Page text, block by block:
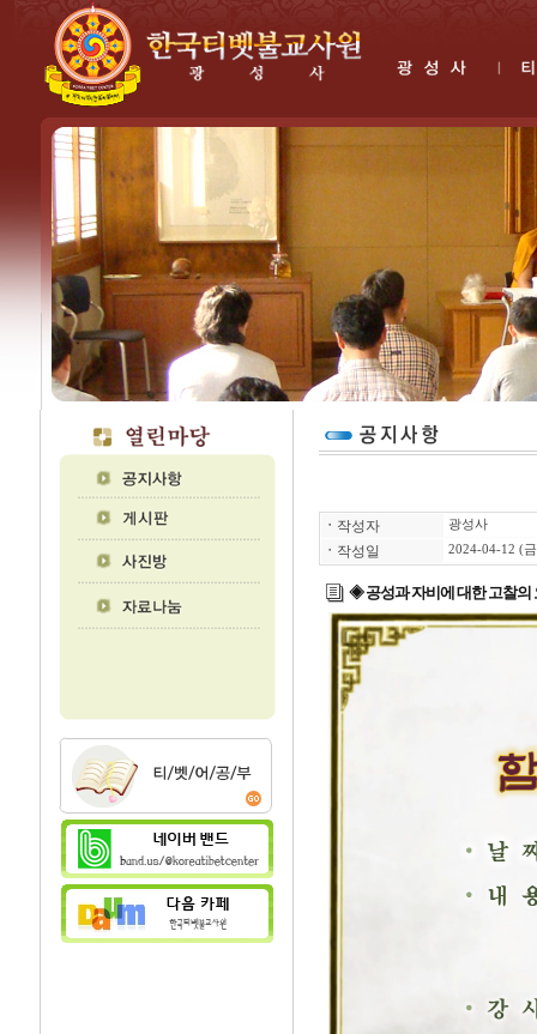
ㆍ 작성자 광성사
ㆍ 작성일 2024-04-12 (
◈ 공성과 자비에 대한 고찰의